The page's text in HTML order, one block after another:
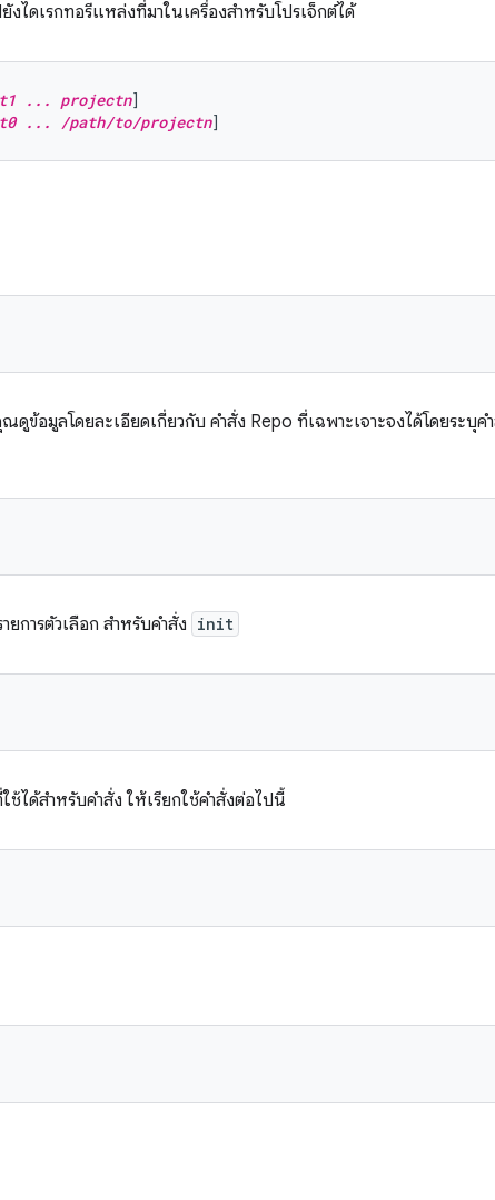
งไดเรกทอรีแหล่งที่มาในเครื่องสำหรับโปรเจ็กต์ได้
... projectn]
... /path/to/projectn]
ดูข้อมูลโดยละเอียดเกี่ยวกับ คำสั่ง Repo ที่เฉพาะเจาะจงได้โดยระบุค
การตัวเลือก สำหรับคำสั่ง init
ช้ได้สำหรับคำสั่ง ให้เรียกใช้คำสั่งต่อไปนี้